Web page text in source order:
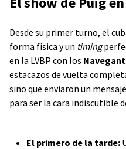
​Desde su primer turno, el
forma física y un timing
en la LVBP con los
estacazos de vuelta
sino que enviaron un
para ser la cara indiscutible
El primero de la tarde: